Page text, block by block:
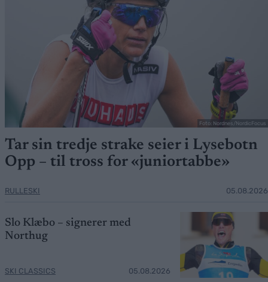
Foto: Nordnes/NordicFocus
Tar sin tredje strake seier i Lysebotn
Opp – til tross for «juniortabbe»
RULLESKI 05.08.2026
Slo Klæbo – signerer med
Northug
SKI CLASSICS 05.08.2026